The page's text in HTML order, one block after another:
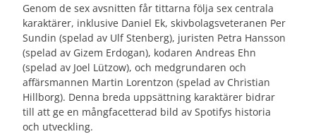
Genom de sex avsnitten får tittarna följa sex centrala
karaktärer, inklusive Daniel Ek, skivbolagsveteranen Per
Sundin (spelad av Ulf Stenberg), juristen Petra Hansson
(spelad av Gizem Erdogan), kodaren Andreas Ehn
(spelad av Joel Lützow), och medgrundaren och
affärsmannen Martin Lorentzon (spelad av Christian
Hillborg). Denna breda uppsättning karaktärer bidrar
till att ge en mångfacetterad bild av Spotifys historia
och utveckling.